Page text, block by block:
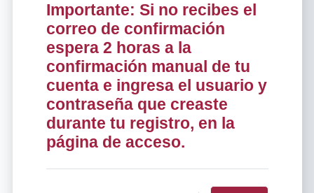
Importante: Si no recibes el
correo de confirmación
espera 2 horas a la
confirmación manual de tu
cuenta e ingresa el usuario y
contraseña que creaste
durante tu registro, en la
página de acceso.